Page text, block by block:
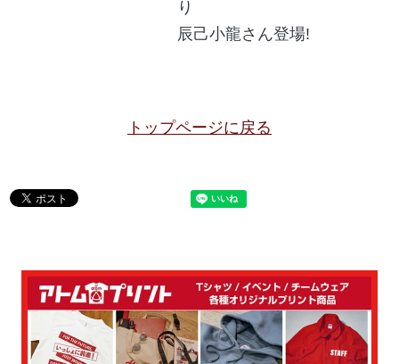
り
辰己小龍さん登場!
トップページに戻る